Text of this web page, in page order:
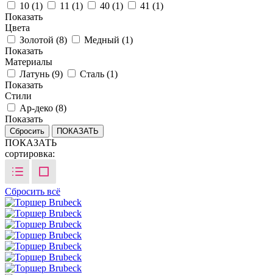
10 (1) 11 (1) 40 (1) 41 (1)
Показать
Цвета
Золотой (8) Медный (1)
Показать
Материалы
Латунь (9) Сталь (1)
Показать
Стили
Ар-деко (8)
Показать
Сбросить
ПОКАЗАТЬ
сортировка:
Сбросить всё